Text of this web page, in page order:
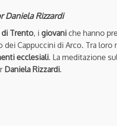
Daniela Rizzardi
Trento, i giovani che hanno
Cappuccini di Arco. Tra loro
ecclesiali. La meditazione
Daniela Rizzardi.